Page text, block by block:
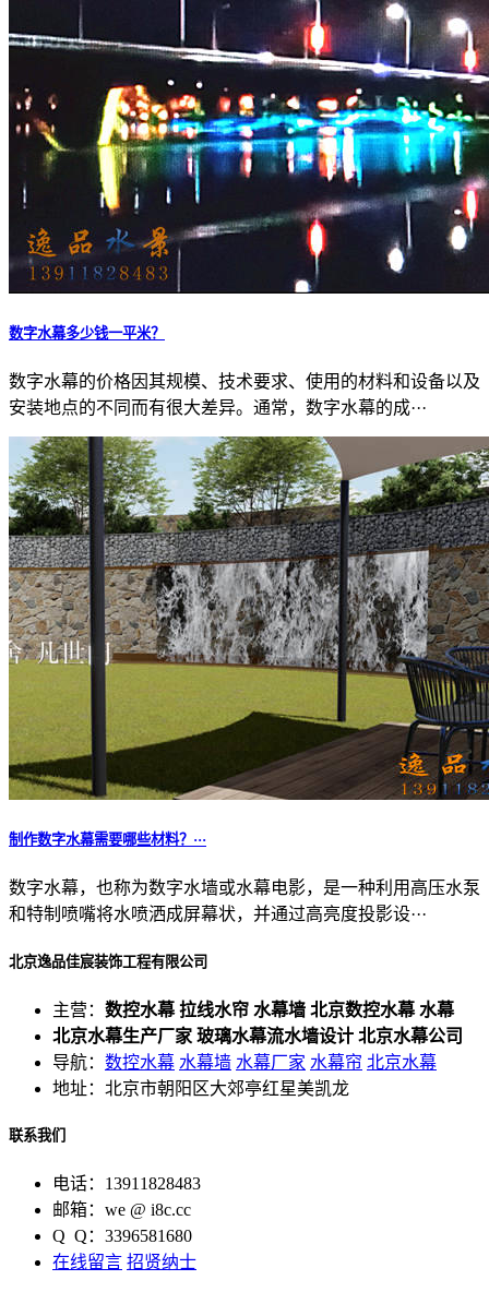
数字水幕多少钱一平米？
数字水幕的价格因其规模、技术要求、使用的材料和设备以及
安装地点的不同而有很大差异。通常，数字水幕的成···
制作数字水幕需要哪些材料？···
数字水幕，也称为数字水墙或水幕电影，是一种利用高压水泵
和特制喷嘴将水喷洒成屏幕状，并通过高亮度投影设···
北京逸品佳宸装饰工程有限公司
主营： 数控水幕 拉线水帘 水幕墙 北京数控水幕 水幕
北京水幕生产厂家 玻璃水幕流水墙设计 北京水幕公司
导航： 数控水幕 水幕墙 水幕厂家 水幕帘 北京水幕
地址：北京市朝阳区大郊亭红星美凯龙
联系我们
电话：13911828483
邮箱：we @ i8c.cc
Q Q：3396581680
在线留言 招贤纳士